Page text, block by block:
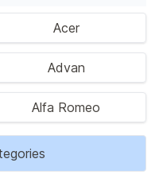
Acer
Advan
Alfa Romeo